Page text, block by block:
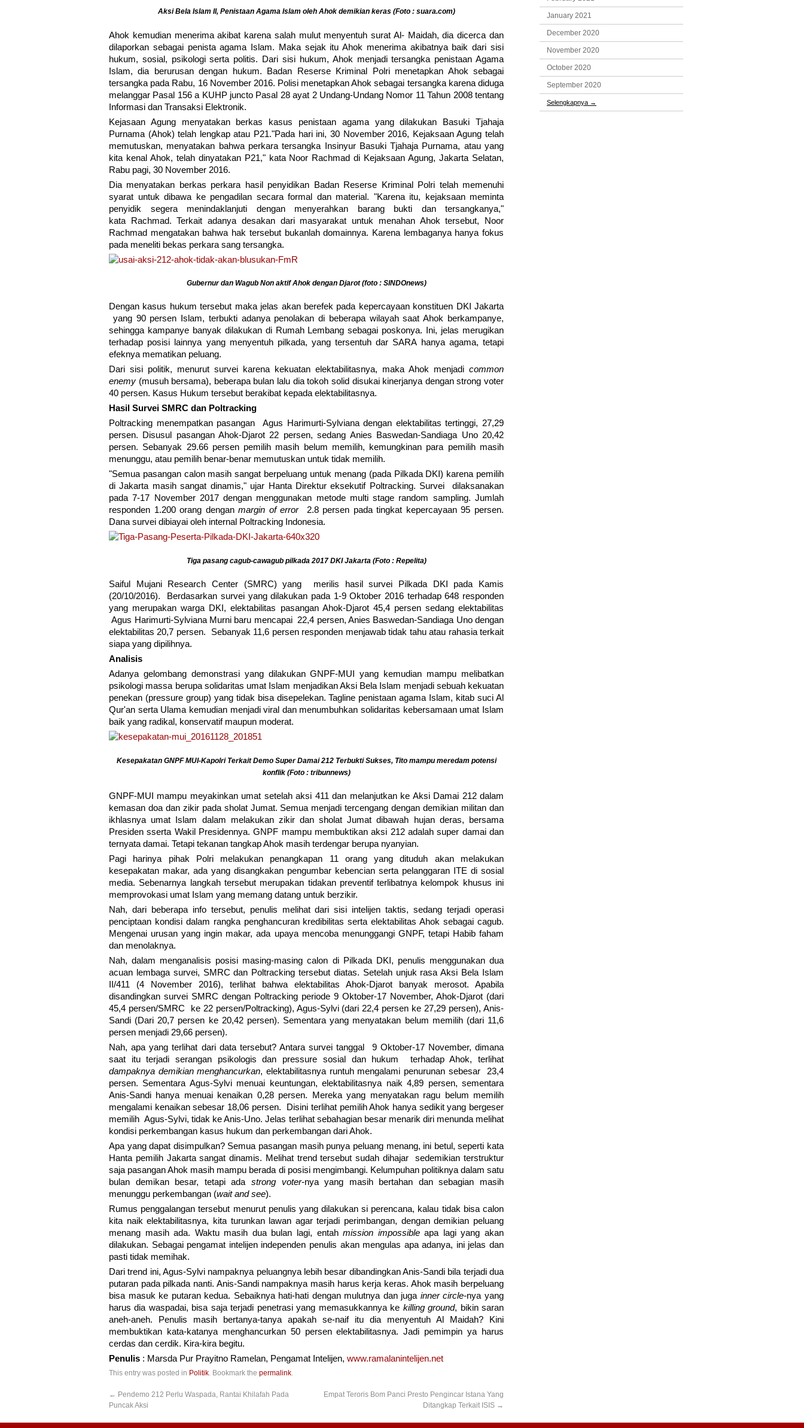
Aksi Bela Islam II, Penistaan Agama Islam oleh Ahok demikian keras (Foto : suara.com)
Ahok kemudian menerima akibat karena salah mulut menyentuh surat Al- Maidah, dia dicerca dan
dilaporkan sebagai penista agama Islam. Maka sejak itu Ahok menerima akibatnya baik dari sisi
hukum, sosial, psikologi serta politis. Dari sisi hukum, Ahok menjadi tersangka penistaan Agama
Islam, dia berurusan dengan hukum. Badan Reserse Kriminal Polri menetapkan Ahok sebagai
tersangka pada Rabu, 16 November 2016. Polisi menetapkan Ahok sebagai tersangka karena diduga
melanggar Pasal 156 a KUHP juncto Pasal 28 ayat 2 Undang-Undang Nomor 11 Tahun 2008 tentang
Informasi dan Transaksi Elektronik.
Kejasaan Agung menyatakan berkas kasus penistaan agama yang dilakukan Basuki Tjahaja
Purnama (Ahok) telah lengkap atau P21."Pada hari ini, 30 November 2016, Kejaksaan Agung telah
memutuskan, menyatakan bahwa perkara tersangka Insinyur Basuki Tjahaja Purnama, atau yang
kita kenal Ahok, telah dinyatakan P21," kata Noor Rachmad di Kejaksaan Agung, Jakarta Selatan,
Rabu pagi, 30 November 2016.
Dia menyatakan berkas perkara hasil penyidikan Badan Reserse Kriminal Polri telah memenuhi
syarat untuk dibawa ke pengadilan secara formal dan material. "Karena itu, kejaksaan meminta
penyidik segera menindaklanjuti dengan menyerahkan barang bukti dan tersangkanya,"
kata Rachmad. Terkait adanya desakan dari masyarakat untuk menahan Ahok tersebut, Noor
Rachmad mengatakan bahwa hak tersebut bukanlah domainnya. Karena lembaganya hanya fokus
pada meneliti bekas perkara sang tersangka.
Gubernur dan Wagub Non aktif Ahok dengan Djarot (foto : SINDOnews)
Dengan kasus hukum tersebut maka jelas akan berefek pada kepercayaan konstituen DKI Jakarta
yang 90 persen Islam, terbukti adanya penolakan di beberapa wilayah saat Ahok berkampanye,
sehingga kampanye banyak dilakukan di Rumah Lembang sebagai poskonya. Ini, jelas merugikan
terhadap posisi lainnya yang menyentuh pilkada, yang tersentuh dar SARA hanya agama, tetapi
efeknya mematikan peluang.
Dari sisi politik, menurut survei karena kekuatan elektabilitasnya, maka Ahok menjadi common
enemy (musuh bersama), beberapa bulan lalu dia tokoh solid disukai kinerjanya dengan strong voter
40 persen. Kasus Hukum tersebut berakibat kepada elektabilitasnya.
Hasil Survei SMRC dan Poltracking
Poltracking menempatkan pasangan Agus Harimurti-Sylviana dengan elektabilitas tertinggi, 27,29
persen. Disusul pasangan Ahok-Djarot 22 persen, sedang Anies Baswedan-Sandiaga Uno 20,42
persen. Sebanyak 29.66 persen pemilih masih belum memilih, kemungkinan para pemilih masih
menunggu, atau pemilih benar-benar memutuskan untuk tidak memilih.
"Semua pasangan calon masih sangat berpeluang untuk menang (pada Pilkada DKI) karena pemilih
di Jakarta masih sangat dinamis," ujar Hanta Direktur eksekutif Poltracking. Survei dilaksanakan
pada 7-17 November 2017 dengan menggunakan metode multi stage random sampling. Jumlah
responden 1.200 orang denganmargin of error2.8 persen pada tingkat kepercayaan 95 persen.
Dana survei dibiayai oleh internal Poltracking Indonesia.
Tiga pasang cagub-cawagub pilkada 2017 DKI Jakarta (Foto : Repelita)
Saiful Mujani Research Center (SMRC) yang merilis hasil survei Pilkada DKI pada Kamis
(20/10/2016). Berdasarkan survei yang dilakukan pada 1-9 Oktober 2016 terhadap 648 responden
yang merupakan warga DKI, elektabilitas pasangan Ahok-Djarot 45,4 persen sedang elektabilitas
Agus Harimurti-Sylviana Murni baru mencapai 22,4 persen, Anies Baswedan-Sandiaga Uno dengan
elektabilitas 20,7 persen. Sebanyak 11,6 persen responden menjawab tidak tahu atau rahasia terkait
siapa yang dipilihnya.
Analisis
Adanya gelombang demonstrasi yang dilakukan GNPF-MUI yang kemudian mampu melibatkan
psikologi massa berupa solidaritas umat Islam menjadikan Aksi Bela Islam menjadi sebuah kekuatan
penekan (pressure group) yang tidak bisa disepelekan. Tagline penistaan agama Islam, kitab suci Al
Qur'an serta Ulama kemudian menjadi viral dan menumbuhkan solidaritas kebersamaan umat Islam
baik yang radikal, konservatif maupun moderat.
Kesepakatan GNPF MUI-Kapolri Terkait Demo Super Damai 212 Terbukti Sukses, Tito mampu meredam potensi
konflik (Foto : tribunnews)
GNPF-MUI mampu meyakinkan umat setelah aksi 411 dan melanjutkan ke Aksi Damai 212 dalam
kemasan doa dan zikir pada sholat Jumat. Semua menjadi tercengang dengan demikian militan dan
ikhlasnya umat Islam dalam melakukan zikir dan sholat Jumat dibawah hujan deras, bersama
Presiden sserta Wakil Presidennya. GNPF mampu membuktikan aksi 212 adalah super damai dan
ternyata damai. Tetapi tekanan tangkap Ahok masih terdengar berupa nyanyian.
Pagi harinya pihak Polri melakukan penangkapan 11 orang yang dituduh akan melakukan
kesepakatan makar, ada yang disangkakan pengumbar kebencian serta pelanggaran ITE di sosial
media. Sebenarnya langkah tersebut merupakan tidakan preventif terlibatnya kelompok khusus ini
memprovokasi umat Islam yang memang datang untuk berzikir.
Nah, dari beberapa info tersebut, penulis melihat dari sisi intelijen taktis, sedang terjadi operasi
penciptaan kondisi dalam rangka penghancuran kredibilitas serta elektabilitas Ahok sebagai cagub.
Mengenai urusan yang ingin makar, ada upaya mencoba menunggangi GNPF, tetapi Habib faham
dan menolaknya.
Nah, dalam menganalisis posisi masing-masing calon di Pilkada DKI, penulis menggunakan dua
acuan lembaga survei, SMRC dan Poltracking tersebut diatas. Setelah unjuk rasa Aksi Bela Islam
II/411 (4 November 2016), terlihat bahwa elektabilitas Ahok-Djarot banyak merosot. Apabila
disandingkan survei SMRC dengan Poltracking periode 9 Oktober-17 November, Ahok-Djarot (dari
45,4 persen/SMRC ke 22 persen/Poltracking), Agus-Sylvi (dari 22,4 persen ke 27,29 persen), Anis-
Sandi (Dari 20,7 persen ke 20,42 persen). Sementara yang menyatakan belum memilih (dari 11,6
persen menjadi 29,66 persen).
Nah, apa yang terlihat dari data tersebut? Antara survei tanggal 9 Oktober-17 November, dimana
saat itu terjadi serangan psikologis dan pressure sosial dan hukum terhadap Ahok, terlihat
dampaknya demikian menghancurkan, elektabilitasnya runtuh mengalami penurunan sebesar 23,4
persen. Sementara Agus-Sylvi menuai keuntungan, elektabilitasnya naik 4,89 persen, sementara
Anis-Sandi hanya menuai kenaikan 0,28 persen. Mereka yang menyatakan ragu belum memilih
mengalami kenaikan sebesar 18,06 persen. Disini terlihat pemilih Ahok hanya sedikit yang bergeser
memilih Agus-Sylvi, tidak ke Anis-Uno. Jelas terlihat sebahagian besar menarik diri menunda melihat
kondisi perkembangan kasus hukum dan perkembangan dari Ahok.
Apa yang dapat disimpulkan? Semua pasangan masih punya peluang menang, ini betul, seperti kata
Hanta pemilih Jakarta sangat dinamis. Melihat trend tersebut sudah dihajar sedemikian terstruktur
saja pasangan Ahok masih mampu berada di posisi mengimbangi. Kelumpuhan politiknya dalam satu
bulan demikan besar, tetapi ada strong voter-nya yang masih bertahan dan sebagian masih
menunggu perkembangan (wait and see).
Rumus penggalangan tersebut menurut penulis yang dilakukan si perencana, kalau tidak bisa calon
kita naik elektabilitasnya, kita turunkan lawan agar terjadi perimbangan, dengan demikian peluang
menang masih ada. Waktu masih dua bulan lagi, entahmission impossibleapa lagi yang akan
dilakukan. Sebagai pengamat intelijen independen penulis akan mengulas apa adanya, ini jelas dan
pasti tidak memihak.
Dari trend ini, Agus-Sylvi nampaknya peluangnya lebih besar dibandingkan Anis-Sandi bila terjadi dua
putaran pada pilkada nanti. Anis-Sandi nampaknya masih harus kerja keras. Ahok masih berpeluang
bisa masuk ke putaran kedua. Sebaiknya hati-hati dengan mulutnya dan juga inner circle-nya yang
harus dia waspadai, bisa saja terjadi penetrasi yang memasukkannya ke killing ground, bikin saran
aneh-aneh. Penulis masih bertanya-tanya apakah se-naif itu dia menyentuh Al Maidah? Kini
membuktikan kata-katanya menghancurkan 50 persen elektabilitasnya. Jadi pemimpin ya harus
cerdas dan cerdik. Kira-kira begitu.
Penulis : Marsda Pur Prayitno Ramelan, Pengamat Intelijen, www.ramalanintelijen.net
This entry was posted in Politik. Bookmark the permalink.
← Pendemo 212 Perlu Waspada, Rantai Khilafah Pada
Puncak Aksi
Empat Teroris Bom Panci Presto Pengincar Istana Yang
Ditangkap Terkait ISIS →
January 2021
December 2020
November 2020
October 2020
September 2020
Selengkapnya →